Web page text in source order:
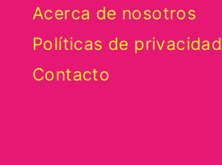
Acerca de nosotros
Políticas de privacidad
Contacto